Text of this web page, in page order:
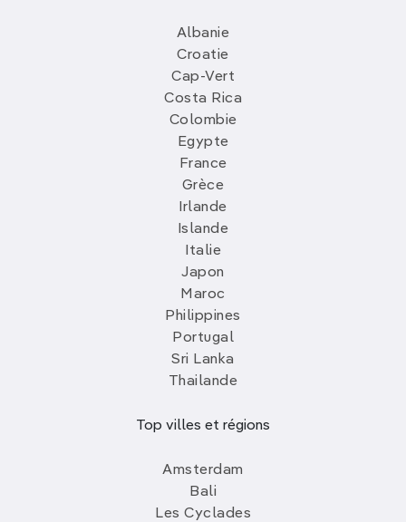
Albanie
Croatie
Cap-Vert
Costa Rica
Colombie
Egypte
France
Grèce
Irlande
Islande
Italie
Japon
Maroc
Philippines
Portugal
Sri Lanka
Thailande
Top villes et régions
Amsterdam
Bali
Les Cyclades